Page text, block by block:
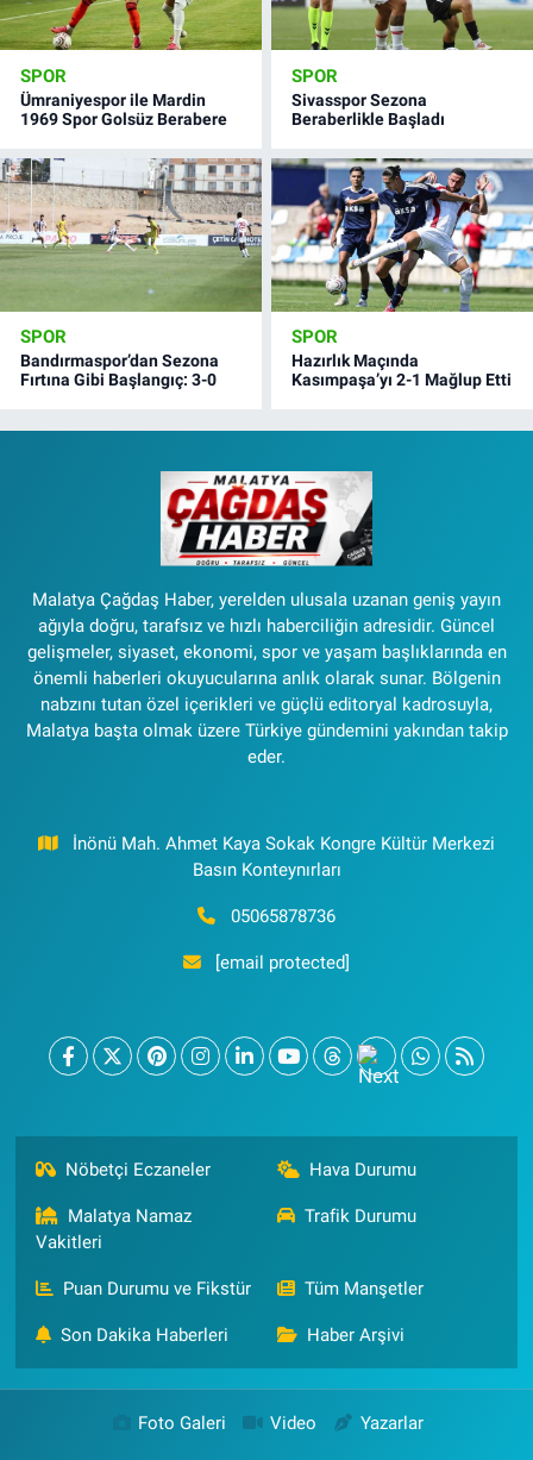
SPOR
Ümraniyespor ile Mardin
1969 Spor Golsüz Berabere
SPOR
Sivasspor Sezona
Beraberlikle Başladı
SPOR
Bandırmaspor’dan Sezona
Fırtına Gibi Başlangıç: 3-0
SPOR
Hazırlık Maçında
Kasımpaşa’yı 2-1 Mağlup Etti
Malatya Çağdaş Haber, yerelden ulusala uzanan geniş yayın
ağıyla doğru, tarafsız ve hızlı haberciliğin adresidir. Güncel
gelişmeler, siyaset, ekonomi, spor ve yaşam başlıklarında en
önemli haberleri okuyucularına anlık olarak sunar. Bölgenin
nabzını tutan özel içerikleri ve güçlü editoryal kadrosuyla,
Malatya başta olmak üzere Türkiye gündemini yakından takip
eder.
İnönü Mah. Ahmet Kaya Sokak Kongre Kültür Merkezi
Basın Konteynırları
05065878736
[email protected]
Nöbetçi Eczaneler Hava Durumu
Malatya Namaz
Vakitleri
Trafik Durumu
Puan Durumu ve Fikstür Tüm Manşetler
Son Dakika Haberleri Haber Arşivi
Foto Galeri Video Yazarlar